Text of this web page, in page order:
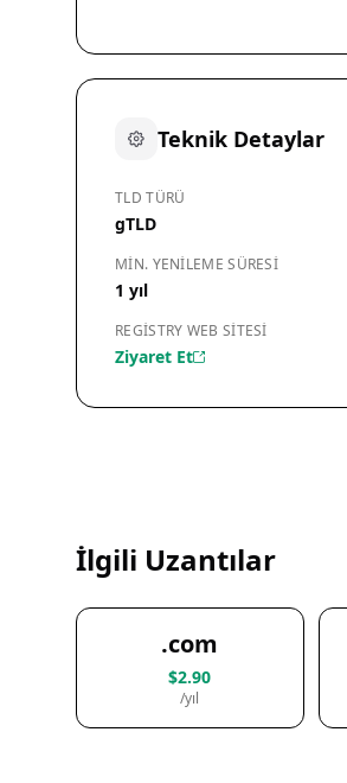
Teknik Detaylar
TLD TÜRÜ
gTLD
MIN. YENILEME SÜRESI
1 yıl
REGISTRY WEB SITESI
Ziyaret Et
İlgili Uzantılar
.com
$2.90
/yıl